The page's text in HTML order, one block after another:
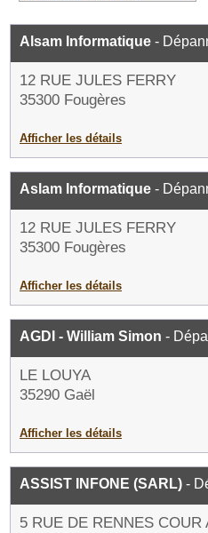
Alsam Informatique -
12 RUE JULES FERRY
35300 Fougères
Afficher les détails
Aslam Informatique -
12 RUE JULES FERRY
35300 Fougères
Afficher les détails
AGDI - William Simon -
LE LOUYA
35290 Gaël
Afficher les détails
ASSIST INFONE (SARL) -
5 RUE DE RENNES COUR